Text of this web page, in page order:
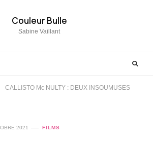
Couleur Bulle
Sabine Vaillant
CALLISTO Mc NULTY : DEUX INSOUMUSES
2021 FILMS